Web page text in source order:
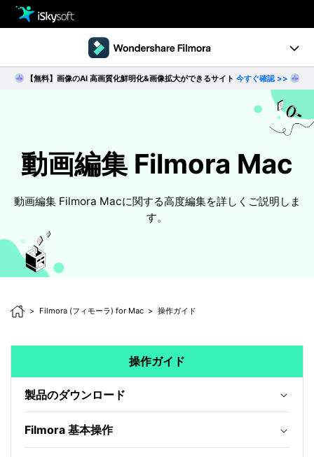
Utility
製品活用事例
サポート
製品ページ
操作ガイド
無料ダウンロード
【無料】画像のAI 高画質化鮮明化&画像拡大ができるサイト 今すぐ確認 >>
動画編集 Filmora Mac
動画編集 Filmora Macに関する高度編集を詳しくご説明しま
す。
Filmora (フィモーラ) for Mac 操作ガイド
操作ガイド
製品のダウンロード
Filmora 基本操作